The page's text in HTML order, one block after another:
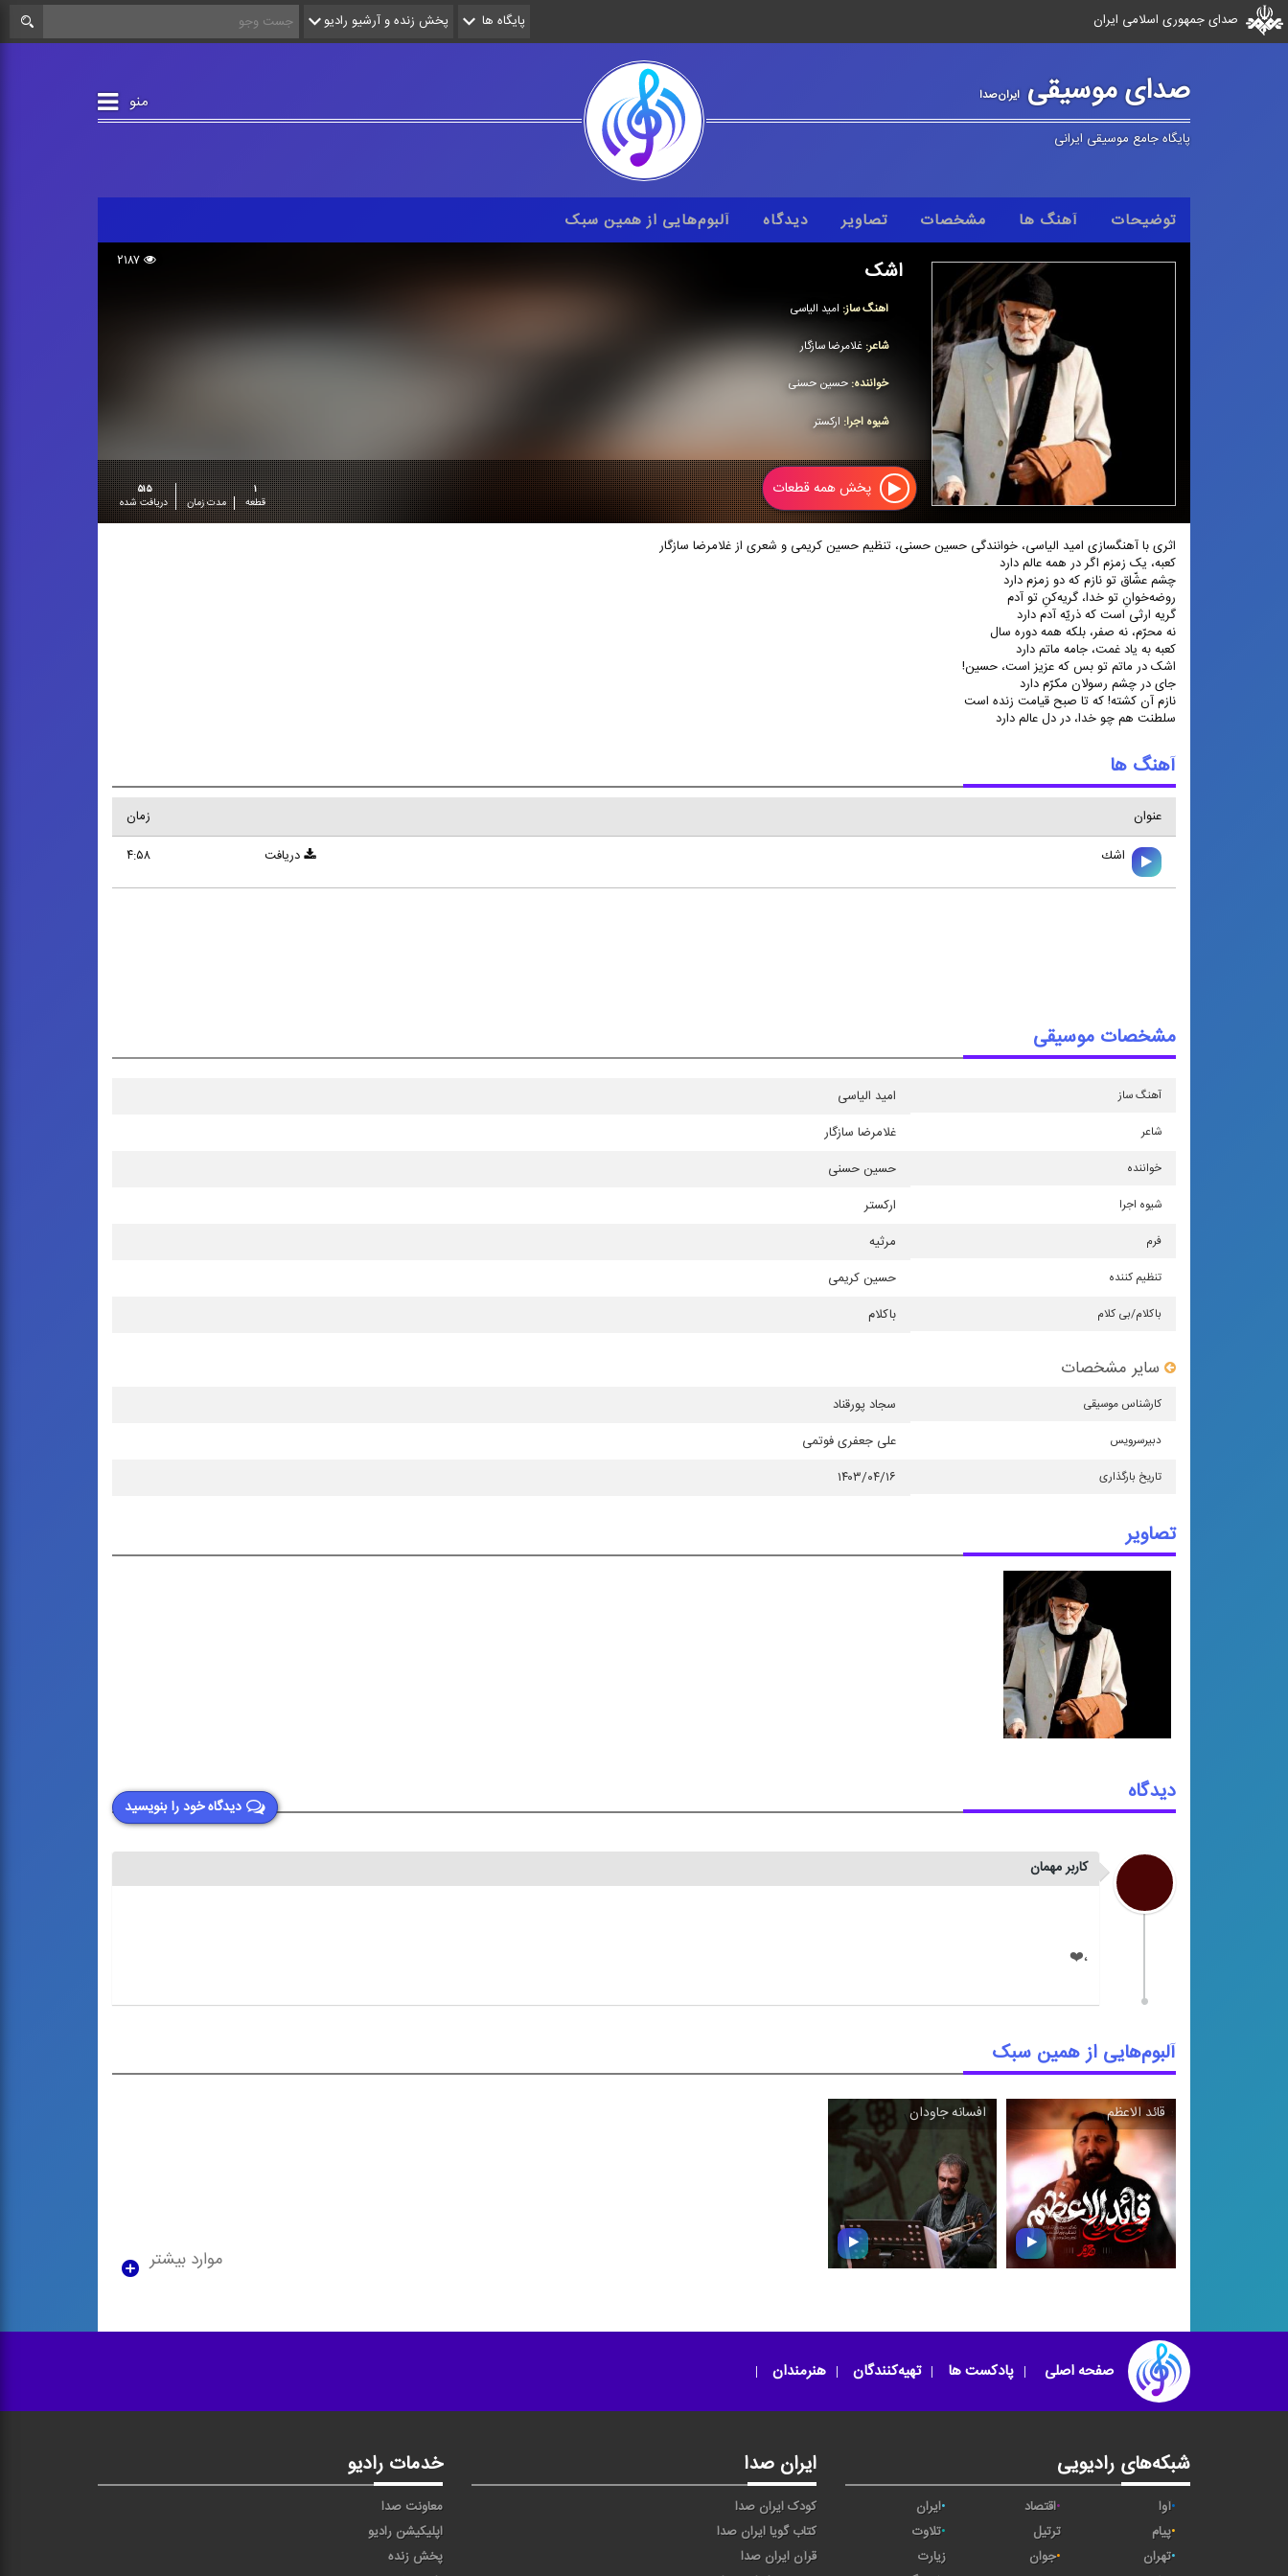
صدای جمهوری اسلامی ایران پایگاه ها پخش زنده و آرشیو رادیو
صدای موسیقیایران‌صدا منو
پایگاه جامع موسیقی ایرانی
توضیحات آهنگ ها مشخصات تصاویر دیدگاه آلبوم‌هایی از همین سبک
۲۱۸۷ اشک
آهنگ ساز: امید الیاسی
شاعر: غلامرضا سازگار
خواننده: حسین حسنی
شیوه اجرا: اركستر
۱
قطعه
مدت زمان
۵۱۵
دریافت شده
پخش همه قطعات
اثری با آهنگسازی امید الیاسی، خوانندگی حسین حسنی، تنظیم حسین کریمی و شعری از غلامرضا سازگار
کعبه، یک زمزم اگر در همه عالم دارد
چشم عشّاق تو نازم که دو زمزم دارد
روضه‌خوانِ تو خدا، گریه‌کنِ تو آدم
گریه ارثی است که ذریّه‌ آدم دارد
نه محرّم، نه صفر، بلکه همه دوره‌ سال
کعبه به یاد غمت، جامه‌ ماتم دارد
اشک در ماتم تو بس که عزیز است، حسین!
جای در چشم رسولان مکرّم دارد
نازم آن کشته! که تا صبح قیامت زنده است
سلطنت هم چو خدا، در دل عالم دارد
آهنگ ها
عنوان
زمان
اشك
۴:۵۸ دریافت
مشخصات موسیقی
آهنگ ساز امید الیاسی
شاعر غلامرضا سازگار
خواننده حسین حسنی
شیوه اجرا اركستر
فرم مرثیه
تنظیم كننده حسین كریمی
باكلام/بی كلام باکلام
سایر مشخصات
كارشناس موسیقی سجاد پورقناد
دبیرسرویس علی جعفری فوتمی
تاریخ بارگذاری ۱۴۰۳/۰۴/۱۶
تصاویر
دیدگاه خود را بنویسید
دیدگاه
کاربر مهمان
آلبوم‌هایی از همین سبک
قائد الاعظم\
قائد الاعظم
افسانه جاودان\
افسانه جاودان
موارد بیشتر
صفحه اصلی پادکست ها تهیه‌کنندگان هنرمندان
شبکه‌های رادیویی
آوا اقتصاد
ایران
پیام
ترتیل
تلاوت
تهران
جوان
زیارت
ایران صدا
کودک ایران صدا
کتاب گویا ایران صدا
قرآن ایران صدا
خدمات رادیو
معاونت صدا
اپلیکیشن رادیو
پخش زنده